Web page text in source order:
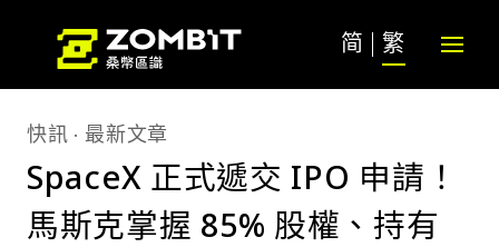
简 繁
快訊 最新文章
SpaceX 正式遞交 IPO 申請！
馬斯克掌握 85% 股權、持有